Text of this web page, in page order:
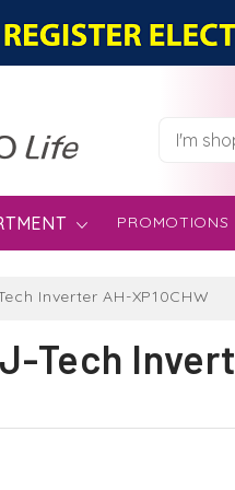
PROMOTIONS
Inverter AH-XP10CHW
Tech